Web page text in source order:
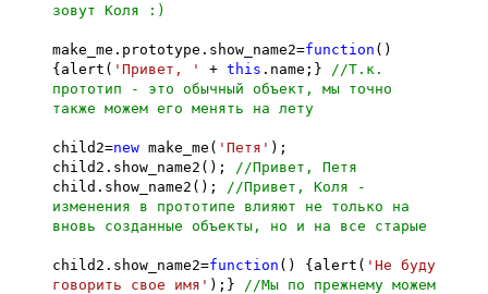
зовут Коля :)
make_me.prototype.show_name2=function ()
{alert( 'Привет, ' + this .name;}
//Т.к.
прототип - это обычный объект, мы точно
также можем его менять на лету
child2=new make_me( 'Петя' );
child2.show_name2();
//Привет, Петя
child.show_name2();
//Привет, Коля -
изменения в прототипе влияют не только на
вновь созданные объекты, но и на все старые
child2.show_name2=function () {alert( 'Не буду
говорить свое имя' );}
//Мы по прежнему можем